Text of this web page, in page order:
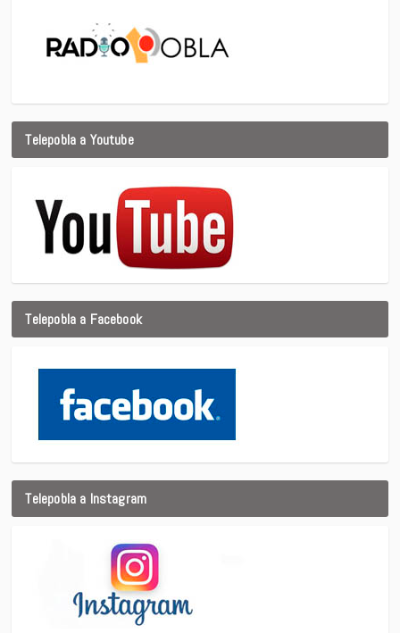
Telepobla a Youtube
Telepobla a Facebook
Telepobla a Instagram